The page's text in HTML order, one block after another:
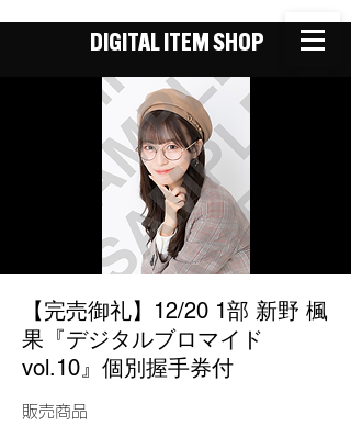
DIGITAL ITEM SHOP
【完売御礼】12/20 1部 新野 楓
果『デジタルブロマイド
vol.10』個別握手券付
販売商品